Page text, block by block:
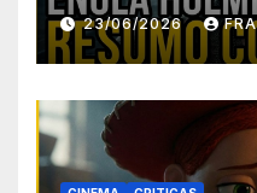
23/06/2026